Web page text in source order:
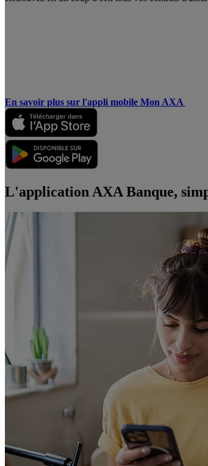
En savoir plus sur l'appli mobile Mon AXA
L'application AXA Banque,